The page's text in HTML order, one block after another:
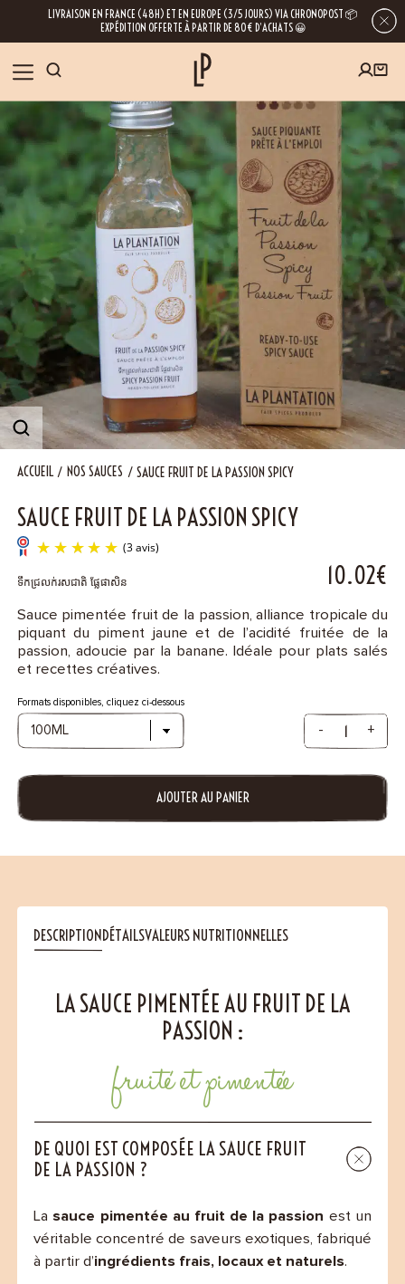
LIVRAISON EN FRANCE (48H) ET EN EUROPE (3/5 JOURS) VIA CHRONOPOST 📦
EXPÉDITION OFFERTE À PARTIR DE 80€ D’ACHATS 😀
NOS ÉPICES
RECETTES
BLOG
À PROPOS
NOUS RENDRE VISITE
Contact
ACCUEIL NOS SAUCES SAUCE FRUIT DE LA PASSION SPICY
SAUCE FRUIT DE LA PASSION SPICY
ទឹកជ្រលក់រសជាតិ ផ្លែផាសិន 10.02€
Sauce pimentée fruit de la passion, alliance tropicale du
piquant du piment jaune et de l’acidité fruitée de la
passion, adoucie par la banane. Idéale pour plats salés
et recettes créatives.
(3 avis)
Formats disponibles, cliquez ci-dessous
- +
AJOUTER AU PANIER
DESCRIPTIONDÉTAILSVALEURS NUTRITIONNELLES
LA SAUCE PIMENTÉE AU FRUIT DE LA
PASSION :
fruité et pimentée
DE QUOI EST COMPOSÉE LA SAUCE FRUIT
DE LA PASSION ?
La sauce pimentée au fruit de la passion est un
véritable concentré de saveurs exotiques, fabriqué
à partir d’ingrédients frais, locaux et naturels.
INSCRIVEZ-VOUS À LA NEWSLETTER
En laissant votre e-mail, vous obtenez l’accès à nos newsletters riches en
conseils, inspirations et informations sur nos dernières nouveautés. Bien sûr, se
désinscrire est possible à tout moment.